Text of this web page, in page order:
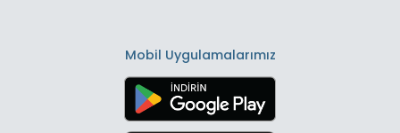
Mobil Uygulamalarımız